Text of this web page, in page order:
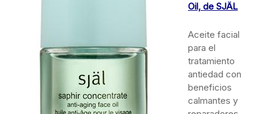
Oil, de SJÄL
Aceite facial
para el
tratamiento
antiedad con
beneficios
calmantes y